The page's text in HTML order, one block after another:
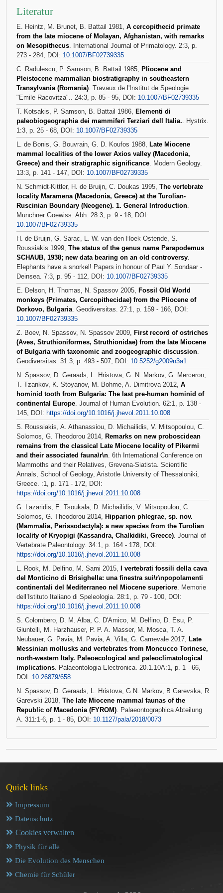
Literatur
E. Heintz, M. Brunet, B. Battail 1981, A cercopithecid primate
from the late miocene of Molayan, Afghanistan, with remarks
on Mesopithecus. International Journal of Primatology. 2:3, p.
273 - 284, DOI: 10.1007/BF02739335
C. Radulescu, P. Samson, B. Battail 1985, Pliocene and
Pleistocene mammalian biostratigraphy in southeastern
Transylvania (Romania). Travaux de l'Institut de Speologie
"Emile Racovitza".. 24:3, p. 85 - 95, DOI: 10.1007/BF02739335
T. Kotsakis, P. Samson, B. Battail 1986, Elementi di
paleobiogeographia dei mammiferi Terziari dell Italia.. Hystrix.
1:3, p. 25 - 68, DOI: 10.1007/BF02739335
L. de Bonis, G. Bouvrain, G. D. Koufos 1988, Late Miocene
mammal localities of the lower Axios valley (Macedonia,
Greece) and their stratigraphic significance. Modern Geology.
13:3, p. 141 - 147, DOI: 10.1007/BF02739335
N. Schmidt-Kittler, H. de Bruijn, C. Doukas 1995, The vertebrate
locality Maramena (Macedonia, Greece) at the Turolian-
Ruscinian Boundary (Neogene). 1. General Introduction.
Munchner Goewiss. Abh. 28:3, p. 9 - 18, DOI:
10.1007/BF02739335
H. de Bruijn, G. Sarac, L. W. van den Hoek Ostende, S.
Roussiakis 1999, The status of the genus name Parapodemus
SCHAUB, 1938; new data bearing on an old controversy.
Elephants have a snorkel! Papers in honour of Paul Y. Sondaar -
Deinsea. 7:3, p. 95 - 112, DOI: 10.1007/BF02739335
E. Delson, H. Thomas, N. Spassov 2005, Fossil Old World
monkeys (Primates, Cercopithecidae) from the Pliocene of
Dorkovo, Bulgaria. Geodiversitas. 27:1, p. 159 - 166, DOI:
10.1007/BF02739335
Z. Boev, N. Spassov, N. Spassov 2009, First record of ostriches
(Aves, Struthioniformes, Struthionidae) from the late Miocene
of Bulgaria with taxonomic and zoogeographic discussion.
Geodiversitas. 31:3, p. 493 - 507, DOI: 10.5252/g2009n3a1
N. Spassov, D. Geraads, L. Hristova, G. N. Markov, G. Merceron,
T. Tzankov, K. Stoyanov, M. Bohme, A. Dimitrova 2012, A
hominid tooth from Bulgaria: The last pre-human hominid of
continental Europe. Journal of Human Evolution. 62:1, p. 138 -
145, DOI: https://doi.org/10.1016/j.jhevol.2011.10.008
S. Roussiakis, A. Athanassiou, D. Michailidis, V. Mitsopoulou, C.
Solomos, G. Theodorou 2014, Remarks on new proboscidean
remains from the classical Late Miocene locality of Pikermi
and their associated fauna\r\n. 6th International Conference on
Mammoths and their Relatives, Grevena-Siatista. Scientific
Annals, School of Geology, Aristotle University of Thessaloniki,
Greece. :1, p. 171 - 172, DOI:
https://doi.org/10.1016/j.jhevol.2011.10.008
G. Lazaridis, E. Tsoukala, D. Michailidis, V. Mitsopoulou, C.
Solomos, G. Theodorou 2014, Hipparion phlegrae, sp. nov.
(Mammalia, Perissodactyla): a new species from the Turolian
locality of Kryopigi (Kassandra, Chalkidiki, Greece). Journal of
Vertebrate Paleontology. 34:1, p. 164 - 178, DOI:
https://doi.org/10.1016/j.jhevol.2011.10.008
L. Rook, M. Delfino, M. Sami 2015,
I vertebrati fossili della cava
del Monticino di Brisighella: una finestra sui\r\npopolamenti
continentali del Mediterraneo nel Miocene superiore. Memorie
dell’Istituto Italiano di Speleologia. 28:1, p. 79 - 100, DOI:
https://doi.org/10.1016/j.jhevol.2011.10.008
S. Colombero, D. M. Alba, C. D'Amico, M. Delfino, D. Esu, P.
Giuntelli, M. Harzhauser, P. P. A. Masser, M. Mosca, T. A.
Neubauer, G. Pavia, M. Pavia, A. Villa, G. Carnevale 2017, Late
Messinian mollusks and vertebrates from Moncucco Torinese,
north-western Italy. Paleoecological and paleoclimatological
implications. Palaeontologia Electronica. 20.1.10A:1, p. 1 - 66,
DOI: 10.26879/658
N. Spassov, D. Geraads, L. Hristova, G N. Markov, B Garevska, R
Garevski 2018, The late Miocene mammal faunas of the
Republic of Macedonia (FYROM). Palaeontographica Abteilung
A. 311:1-6, p. 1 - 85, DOI: 10.1127/pala/2018/0073
Quick links
Impressum
Datenschutz
Cookies verwalten
Physik für alle
Die Evolution des Menschen
Chemie für Schüler